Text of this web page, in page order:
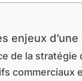
enjeux
de la stratégie
commerciaux